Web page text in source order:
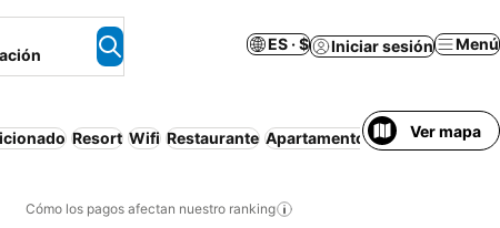
ES · $ Iniciar sesión Menú
Resort Wifi Restaurante Apartamento amueblado
Ver mapa
Cómo los pagos afectan nuestro ranking